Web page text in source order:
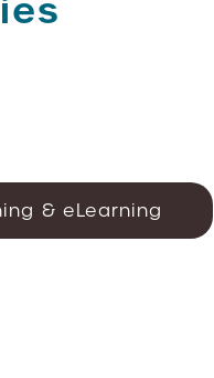
& eLearning